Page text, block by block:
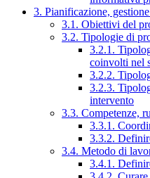
3. Pianificazione,
3.1. Obiettivi del
3.2. Tipologie di
3.2.1.
coinvolti nel
3.2.2.
3.2.3.
intervento
3.3. Competenze,
3.3.1.
3.3.2.
3.4. Metodo di
3.4.1.